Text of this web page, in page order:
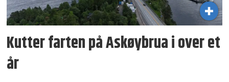
Kutter farten på Askøybrua i over et
år